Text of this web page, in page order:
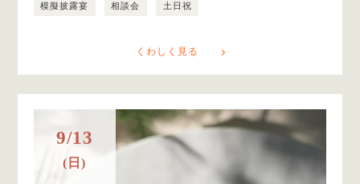
模擬披露宴 相談会 土日祝
くわしく見る
9/13
(日)